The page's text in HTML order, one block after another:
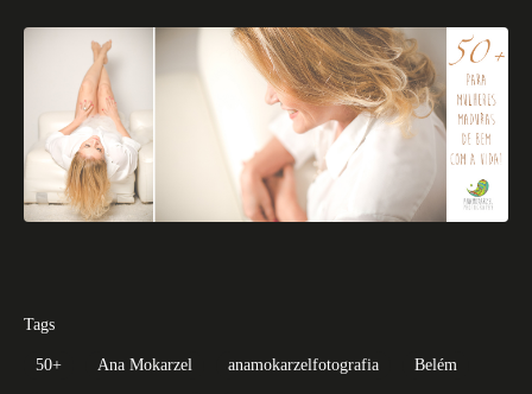
Tags
50+ Ana Mokarzel anamokarzelfotografia Belém